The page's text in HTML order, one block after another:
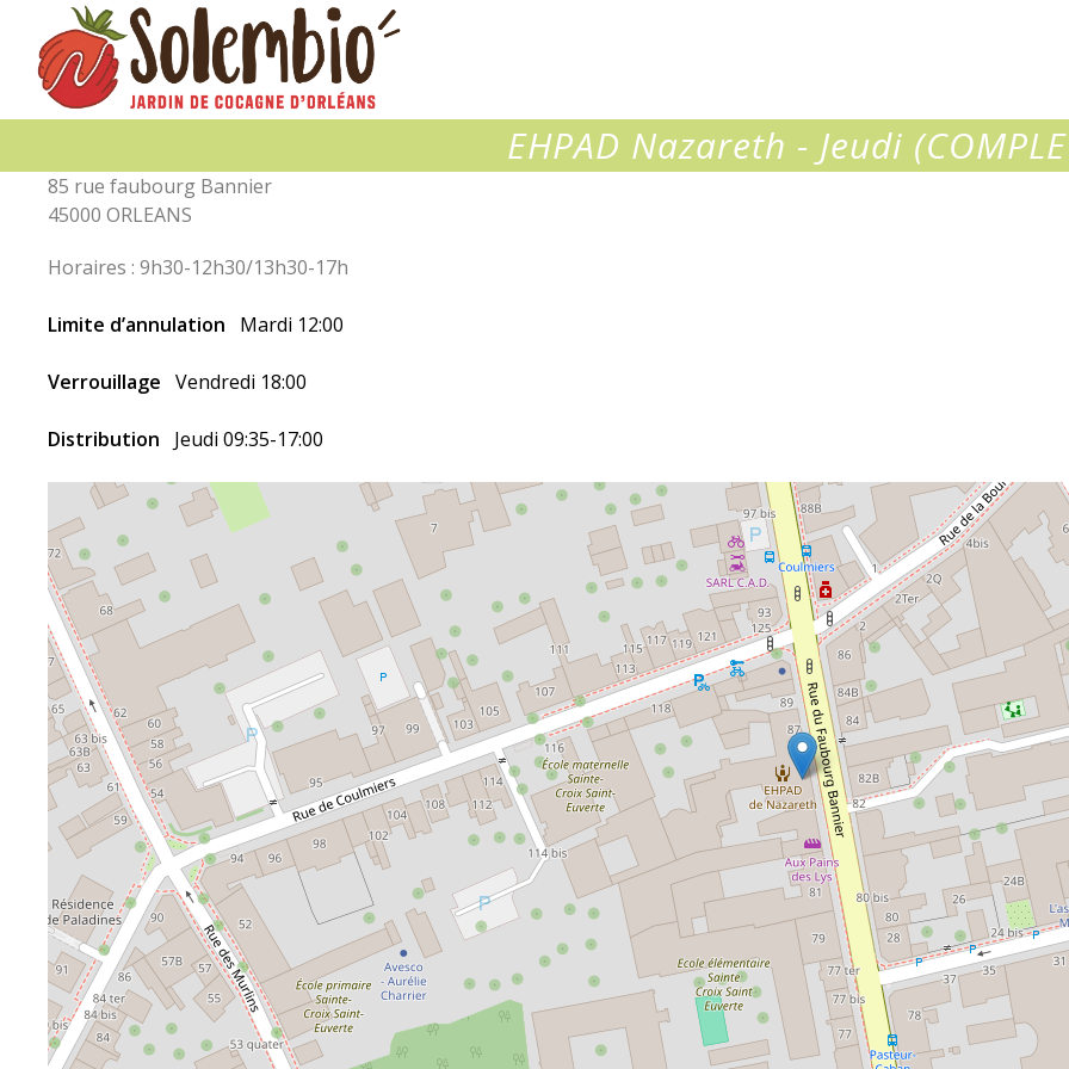
EHPAD Nazareth - Jeudi
85 rue faubourg Bannier
45000 ORLEANS
Horaires : 9h30-12h30/13h30-17h
Limite d’annulation Mardi 12:00
Verrouillage Vendredi 18:00
Distribution Jeudi 09:35-17:00